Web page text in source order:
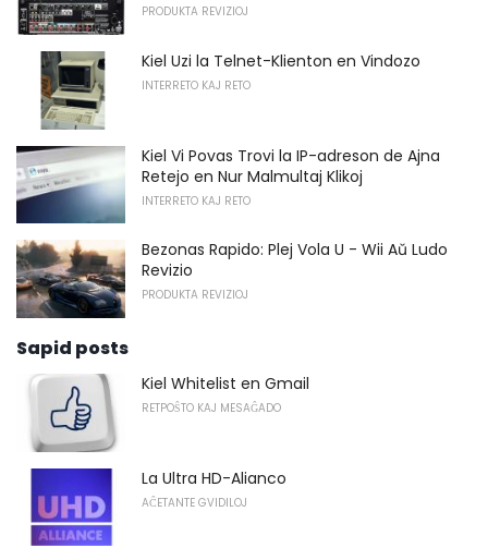
PRODUKTA REVIZIOJ
Kiel Uzi la Telnet-Klienton en Vindozo
INTERRETO KAJ RETO
Kiel Vi Povas Trovi la IP-adreson de Ajna
Retejo en Nur Malmultaj Klikoj
INTERRETO KAJ RETO
Bezonas Rapido: Plej Vola U - Wii Aŭ Ludo
Revizio
PRODUKTA REVIZIOJ
Sapid posts
Kiel Whitelist en Gmail
RETPOŜTO KAJ MESAĜADO
La Ultra HD-Alianco
AĈETANTE GVIDILOJ